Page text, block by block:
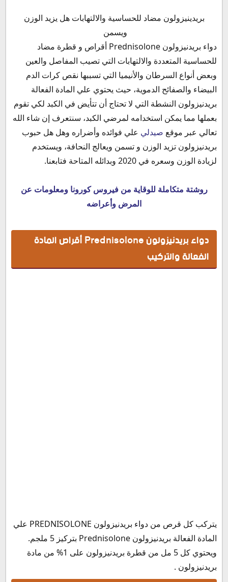
دواء بريدنيزولون Prednisolone أقراص المادة الفعالة
دواعي استعمال دواء prednisolone 5mg استخدامات
الآثار و الأعراض الجانبية لدواء بريدنيزولون
موانع استعمال أقراص بريدنيزولون
بريدنيزولون والسكر
بريدنيزولون للكحة
حبوب بريدنيزولون للتسمين
بريدنيزولون هل هو كورتيزون
فوائد بريدنيزولون
بريدنيزولون للربو
بريدنيزولون والرضاعة
دواء بريدنيزولون للرضع
بريدنيزولون وأطفال الأنابيب
التفاعلات الدوائية لدواء بريدنيزولون مع الأدوية الأخرى
الفرق بين زيلون وفينادون
جرعة بريدنيزولون للكبار
بريدينيزولون مضاد للحساسية والالتهابات هل يزيد الوزن
ويسمن
دواء بريدنيزولون Prednisolone أقراص و قطرة مضاد
للحساسية المتعددة والالتهابات التي تصيب المفاصل والعين
وبعض أنواع السرطان والأنيميا التي تسببها نقص كرات الدم
البيضاء والصفائح الدموية، حيث يحتوي علي المادة الفعالة
بريدنيزولون النشطة التي لا تحتاج أن تتأيض في الكبد لكي تقوم
بعملها مما يمكن استخدامه لمرضي الكبد، سنتعرف إن شاء الله
تعالي عبر موقع صيدلي علي فوائده وأضراره وهل هل حبوب
بريدنيزولون تزيد الوزن و تسمن ويعالج النحافة، ويستخدم
لزيادة الوزن وسعره في 2020 وبدائله المتاحة فتابعنا.
روشتة متكاملة للوقاية من فيروس كورونا ومعلومات عن
المرض وأعراضه
دواء بريدنيزولون Prednisolone أقراص المادة
الفعالة والتركيب
يتركب كل قرص من دواء بريدنيزولون PREDNISOLONE علي
المادة الفعالة بريدنيزولون Prednisolone بتركيز 5 ملجم.
ويحتوي كل 5 مل من قطرة بريدنيزولون على 1% من مادة
بريدنيزولون .